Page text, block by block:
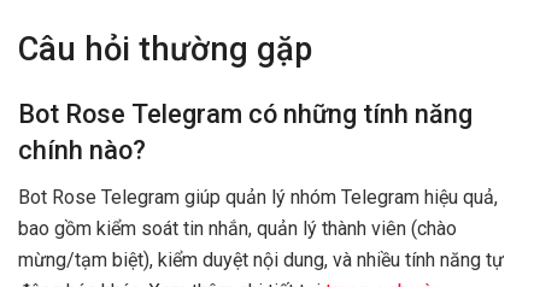
Câu hỏi thường gặp
Bot Rose Telegram có những tính năng
chính nào?
Bot Rose Telegram giúp quản lý nhóm Telegram hiệu quả,
bao gồm kiểm soát tin nhắn, quản lý thành viên (chào
mừng/tạm biệt), kiểm duyệt nội dung, và nhiều tính năng tự